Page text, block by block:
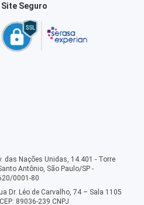
Site Seguro
das Nações Unidas, 14.401 - Torre
Antônio, São Paulo/SP -
0001-80
Dr. Léo de Carvalho, 74 – Sala 1105
89036-239 CNPJ